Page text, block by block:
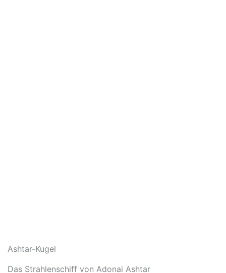
Ashtar-Kugel
Das Strahlenschiff von Adonai Ashtar